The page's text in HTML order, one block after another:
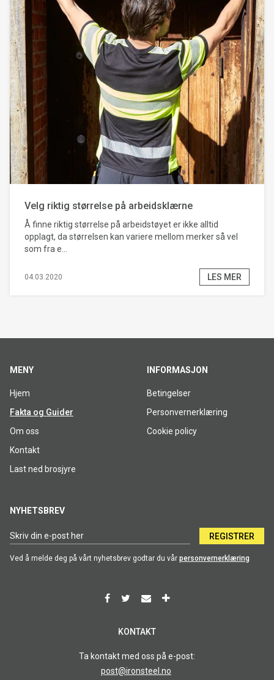
Velg riktig størrelse på arbeidsklærne
Å finne riktig størrelse på arbeidstøyet er ikke alltid
opplagt, da størrelsen kan variere mellom merker så vel
som fra e...
04.03.2020 LES MER
MENY
Hjem
Fakta og Guider
Om oss
Kontakt
Last ned brosjyre
INFORMASJON
Betingelser
Personvernerklæring
Cookie policy
NYHETSBREV
REGISTRER
Ved å melde deg på vårt nyhetsbrev godtar du vår personvernerklæring
KONTAKT
Ta kontakt med oss på e-post:
post@ironsteel.no